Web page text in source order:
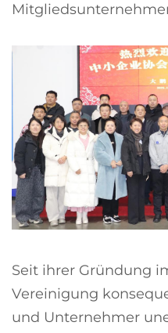
Seit ihrer Gründung
Vereinigung
und Unternehmer